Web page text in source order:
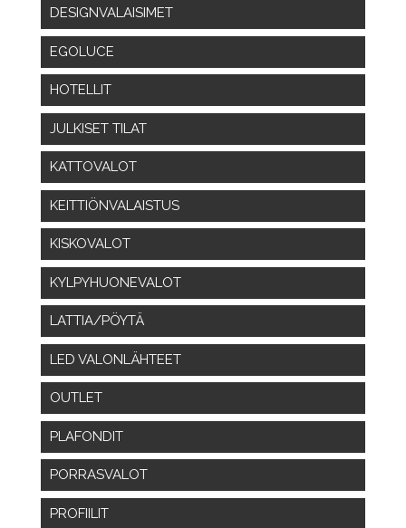
DESIGNVALAISIMET
EGOLUCE
HOTELLIT
JULKISET TILAT
KATTOVALOT
KEITTIÖNVALAISTUS
KISKOVALOT
KYLPYHUONEVALOT
LATTIA/PÖYTÄ
LED VALONLÄHTEET
OUTLET
PLAFONDIT
PORRASVALOT
PROFIILIT